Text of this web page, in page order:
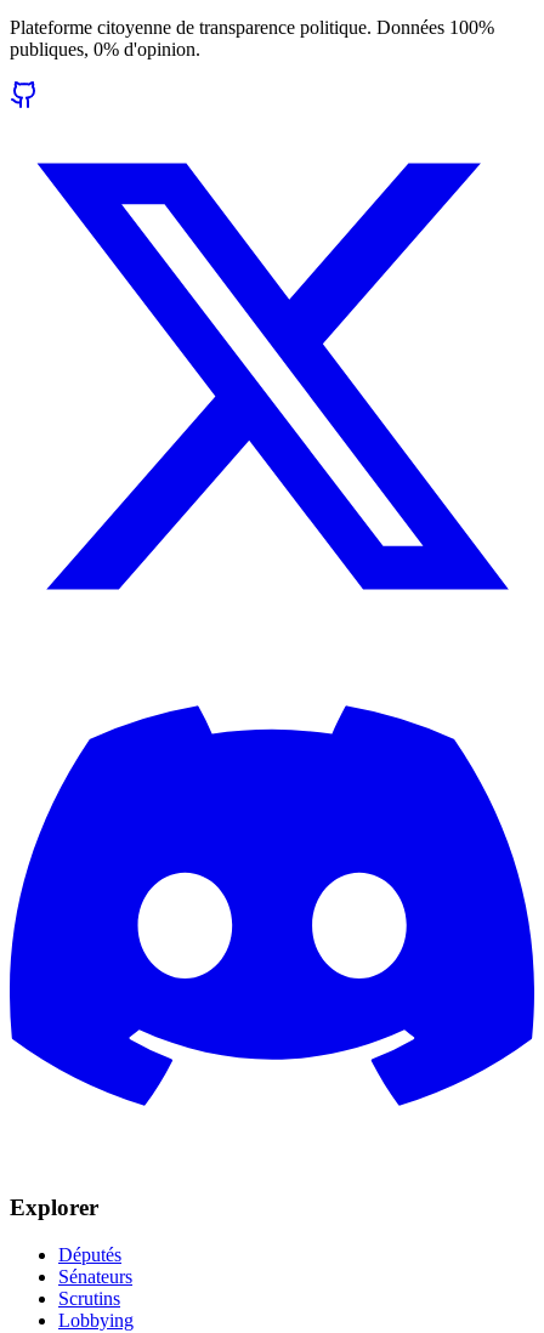
Plateforme citoyenne de transparence politique. Données 100%
publiques, 0% d'opinion.
Explorer
Députés
Sénateurs
Scrutins
Lobbying